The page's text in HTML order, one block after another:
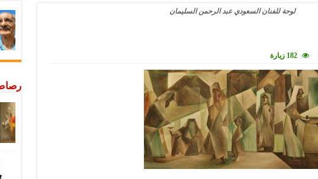
لوحة للفنان السعودي عبد الرحمن السليمان
182 زيارة